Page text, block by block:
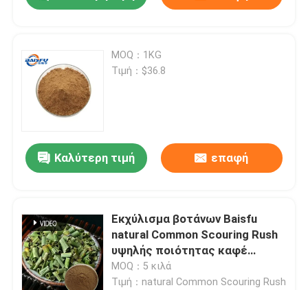
υποβολή
MOQ：1KG
Τιμή：$36.8
Καλύτερη τιμή επαφή
Εκχύλισμα βοτάνων Baisfu
natural Common Scouring Rush
υψηλής ποιότητας καφέ
κίτρινη λεπτή σκόνη Για
φάρμακα και συμπληρώματα
MOQ：5 κιλά
Τιμή：natural Common Scouring Rush